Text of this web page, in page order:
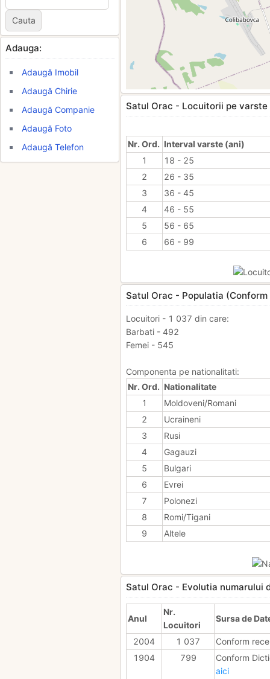
Adauga:
Adaugă Imobil
Adaugă Chirie
Adaugă Companie
Adaugă Foto
Adaugă Telefon
Satul Orac - Locuitorii pe
Nr. Ord. Interval varste (ani)
1
18 - 25
2
26 - 35
3
36 - 45
4
46 - 55
5
56 - 65
6
66 - 99
Satul Orac - Populatia
Locuitori - 1 037 din care:
Barbati - 492
Femei - 545
Componenta pe nationalitati:
Nr. Ord. Nationalitate
1
Moldoveni/Romani
2
Ucraineni
3
Rusi
4
Gagauzi
5
Bulgari
6
Evrei
7
Polonezi
8
Romi/Tigani
9
Altele
Satul Orac - Evolutia numarului
Anul
Nr.
Locuitori
Sursa de
2004 1 037
Conform
1904
799
Conform
aici